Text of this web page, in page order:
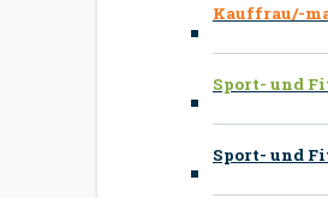
Kauffrau/-
Sport- und
Sport- und